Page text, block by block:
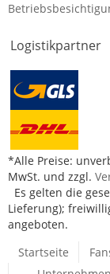
Logistikpartner
*Alle Preise:
MwSt. und zzgl.
Es gelten die
Lieferung);
angeboten.
Startseite